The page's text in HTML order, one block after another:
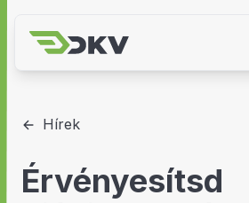
Hírek
Érvényesítsd